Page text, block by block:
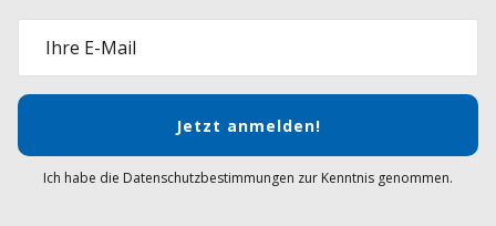
Ihre E-Mail
Jetzt anmelden!
Ich habe die Datenschutzbestimmungen zur Kenntnis genommen.